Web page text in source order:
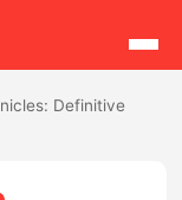
Definitive